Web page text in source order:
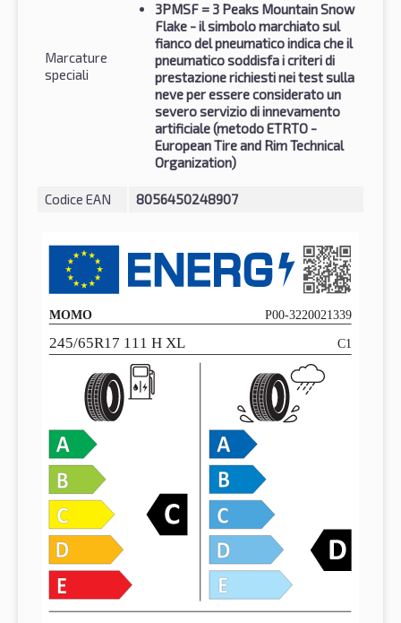
Marcature
speciali
3PMSF = 3 Peaks Mountain Snow
Flake - il simbolo marchiato sul
fianco del pneumatico indica che il
pneumatico soddisfa i criteri di
prestazione richiesti nei test sulla
neve per essere considerato un
severo servizio di innevamento
artificiale (metodo ETRTO -
European Tire and Rim Technical
Organization)
Codice EAN 8056450248907